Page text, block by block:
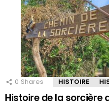
0 Shares HISTOIRE
Histoire de la sorcière